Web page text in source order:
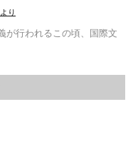
り
が行われるこの頃、国際文